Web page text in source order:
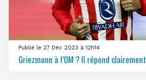
Publié le 27 Déc 2023 à 12h14
Griezmann à l’OM ? Il répond clairement